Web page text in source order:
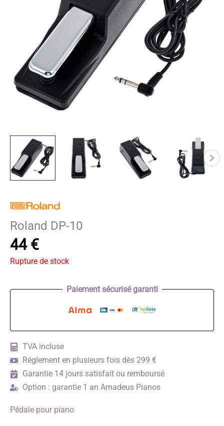
Roland DP-10
44 €
Rupture de stock
Paiement sécurisé garanti
TVA incluse
Réglement en plusieurs fois dès 299 €
Garantie 14 jours satisfait ou remboursé
Option : garantie 1 an Amadeus Pianos
Pédale pour piano